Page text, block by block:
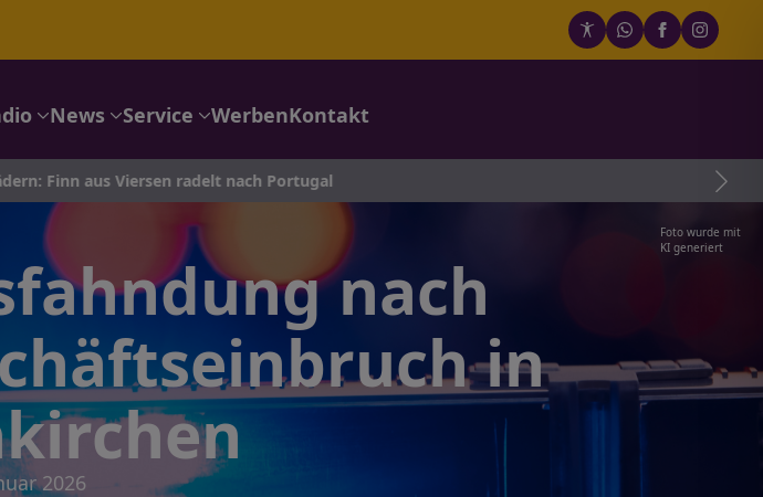
News Service WerbenKontakt
aus Viersen radelt nach Portugal
Foto wurde mit
KI generiert
nach
in
2026